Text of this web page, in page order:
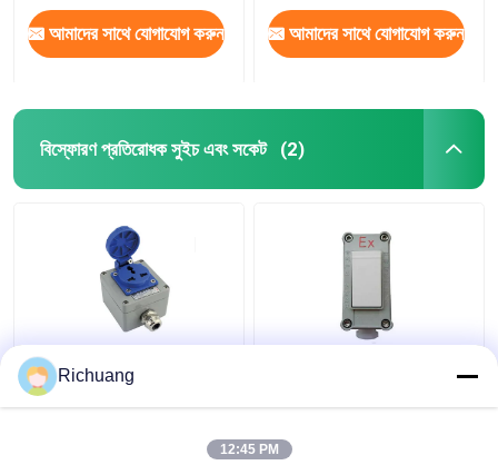
আমাদের সাথে যোগাযোগ করুন আমাদের সাথে যোগাযোগ করুন
বিস্ফোরণ প্রতিরোধক সুইচ এবং সকেট (2)
220 ভোল্ট আউটডোর বিস্ফোরণ
প্রতিরোধক সকেট পাঁচ গর্ত উন্মুক্ত
Richuang
12:45 PM